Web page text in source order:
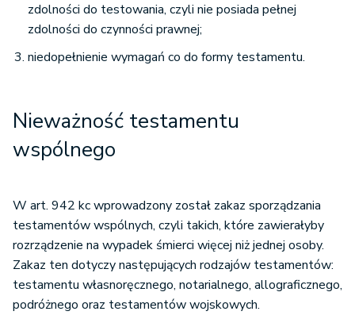
zdolności do testowania, czyli nie posiada pełnej
zdolności do czynności prawnej;
niedopełnienie wymagań co do formy testamentu.
Nieważność testamentu
wspólnego
W art. 942 kc wprowadzony został zakaz sporządzania
testamentów wspólnych, czyli takich, które zawierałyby
rozrządzenie na wypadek śmierci więcej niż jednej osoby.
Zakaz ten dotyczy następujących rodzajów testamentów:
testamentu własnoręcznego, notarialnego, allograficznego,
podróżnego oraz testamentów wojskowych.